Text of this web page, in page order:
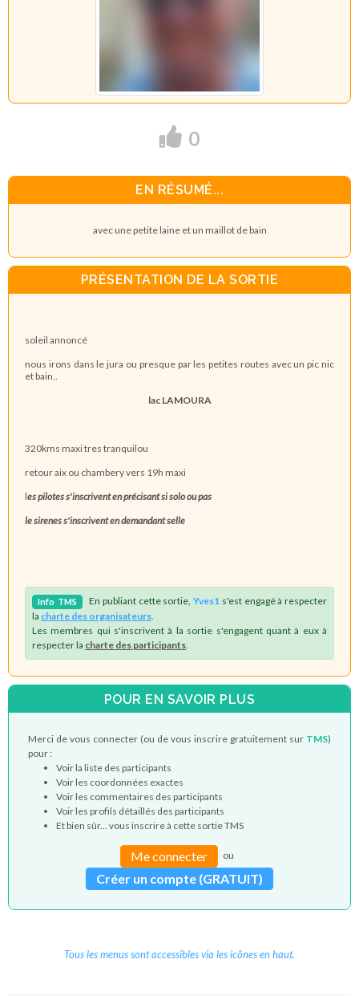
0
EN RÉSUMÉ...
avec une petite laine et un maillot de bain
PRÉSENTATION DE LA SORTIE
soleil annoncé
nous irons dans le jura ou presque par les petites routes avec un pic nic
et bain..
lac LAMOURA
320kms maxi tres tranquilou
retour aix ou chambery vers 19h maxi
les pilotes s'inscrivent en précisant si solo ou pas
le sirenes s'inscrivent en demandant selle
Info TMS En publiant cette sortie,Yves1 s'est engagé à respecter
la charte des organisateurs
Les membres qui s'inscrivent à la sortie s'engagent quant à eux à
respecter la charte des participants
POUR EN SAVOIR PLUS
Merci de vous connecter (ou de vous inscrire gratuitement sur TMS)
pour :
Voir la liste des participants
Voir les coordonnées exactes
Voir les commentaires des participants
Voir les profils détaillés des participants
Et bien sûr... vous inscrire à cette sortie TMS
Me connecter ou
Créer un compte (GRATUIT)
Tous les menus sont accessibles via les icônes en haut.